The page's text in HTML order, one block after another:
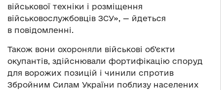
військової техніки і розміщення
військовослужбовців ЗСУ», — йдеться
в повідомленні.
Також вони охороняли військові об’єкти
окупантів, здійснювали фортифікацію споруд
для ворожих позицій і чинили спротив
Збройним Силам України поблизу населених